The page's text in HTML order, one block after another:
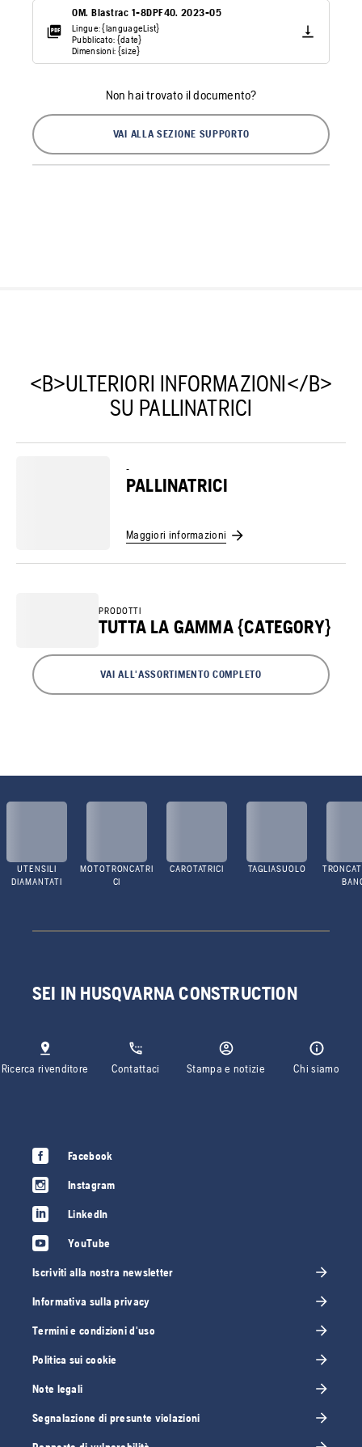
OM. Blastrac 1-8DPF40. 2023-05
Lingue: {languageList}
Pubblicato: {date}
Dimensioni: {size}
Non hai trovato il documento?
VAI ALLA SEZIONE SUPPORTO
<B>ULTERIORI INFORMAZIONI</B>
SU PALLINATRICI
-
PALLINATRICI
Maggiori informazioni
PRODOTTI
TUTTA LA GAMMA {CATEGORY}
VAI ALL'ASSORTIMENTO COMPLETO
UTENSILI
DIAMANTATI
MOTOTRONCATRI
CI
CAROTATRICI TAGLIASUOLO
SEI IN HUSQVARNA CONSTRUCTION
Ricerca rivenditore Contattaci Stampa e notizie Chi siamo
Facebook
Instagram
LinkedIn
YouTube
Iscriviti alla nostra newsletter
Informativa sulla privacy
Termini e condizioni d'uso
Politica sui cookie
Note legali
Segnalazione di presunte violazioni